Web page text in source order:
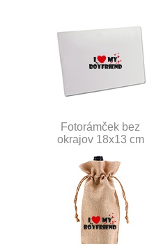
Fotorámček bez
okrajov 18x13 cm